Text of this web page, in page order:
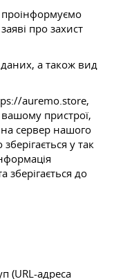
про захист
а також вид
auremo.store,
пристрої,
сервер нашого
у так
зберігається до
(URL-адреса